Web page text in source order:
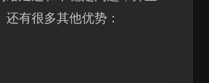
还有很多其他优势：